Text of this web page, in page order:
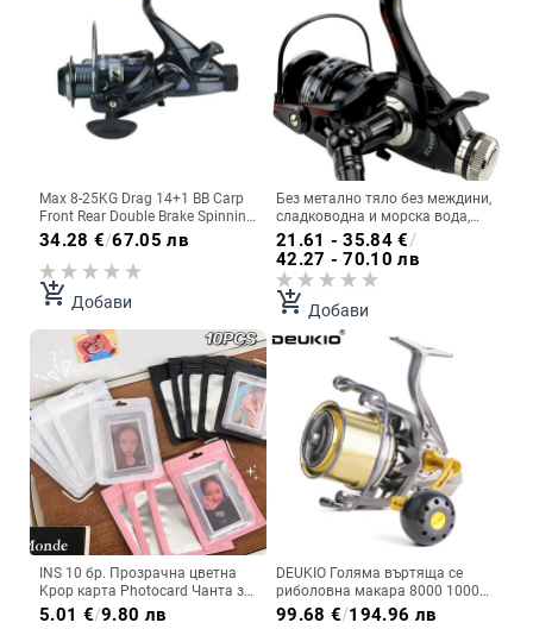
Max 8-25KG Drag 14+1 BB Carp
Front Rear Double Brake Spinning
Fishing Reel Метална шпула
риболовни инструменти
риболовна макара солена вода
34.28 €/67.05 лв
add_shopping_cart Добави
Без метално тяло без междини,
сладководна и морска вода,
риболовна макара с двойна
употреба, голямо теглене, 8 кг
въртяща се макара, лява и
дясна размяна
21.61 - 35.84€/
42.27 - 70.10 лв
add_shopping_cart Добави
INS 10 бр. Прозрачна цветна
Kpop карта Photocard Чанта за
съхранение Idol Пощенски
5.01 €/9.80 лв
DEUKIO Голяма въртяща се
риболовна макара 8000 10000
12000 Максимално
99.68 €/194.96 лв